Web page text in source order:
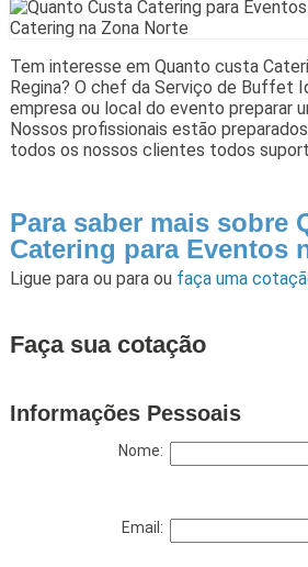
Tem interesse em Quanto custa
Regina? O chef da Serviço de Buffet
empresa ou local do evento preparar
Nossos profissionais estão
todos os nossos clientes todos
Para saber mais sobre
Catering para Eventos
Ligue para ou para ou faça uma
Faça sua cotação
Informações Pessoais
Nome:
Email: